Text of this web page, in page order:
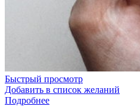
Быстрый просмотр
Добавить в список желаний
Подробнее